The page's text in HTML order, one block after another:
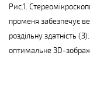
Рис.1.
променя забезпечує
роздільну здатність
оптимальне 3D-